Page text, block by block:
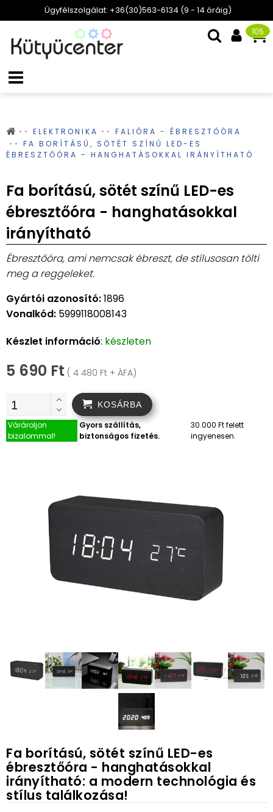
Ügyfélszolgálat: +36(30)563-6134 (9 - 14 óráig)
105
ELEKTRONIKA
FALIÓRA - ÉBRESZTŐÓRA
FA BORÍTÁSÚ, SÖTÉT SZÍNŰ LED-ES
ÉBRESZTŐÓRA - HANGHATÁSOKKAL IRÁNYÍTHATÓ
Fa borítású, sötét színű LED-es
ébresztőóra - hanghatásokkal
irányítható
Ébresztőóra, ami nemcsak ébreszt, de stílusosan tölti
meg a reggeleket.
Gyártói azonosító:1896
Vonalkód: 5999118008143
Készlet információ: készleten
5 690 Ft ( 4 480 Ft + ÁFA)
KOSÁRBA
Várároljon
bizalommal!
Gyors szállítás,
biztonságos fizetés.
30.000 Ft felett
ingyenesen.
Fa borítású, sötét színű LED-es
ébresztőóra - hanghatásokkal
irányítható: a modern technológia és
stílus találkozása!